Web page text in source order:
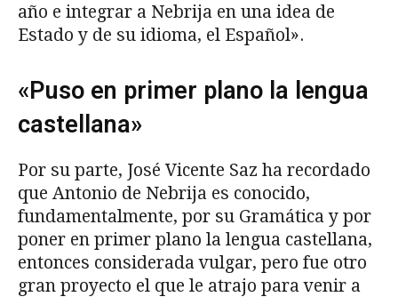
año e integrar a Nebrija en una idea de
Estado y de su idioma, el Español».
«Puso en primer plano la lengua
castellana»
Por su parte, José Vicente Saz ha recordado
que Antonio de Nebrija es conocido,
fundamentalmente, por su Gramática y por
poner en primer plano la lengua castellana,
entonces considerada vulgar, pero fue otro
gran proyecto el que le atrajo para venir a